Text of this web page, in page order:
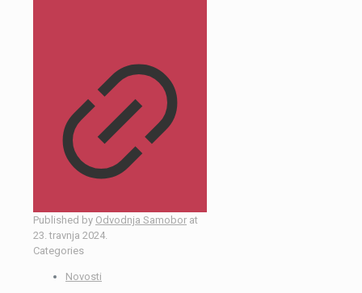
Published by Odvodnja Samobor at
23. travnja 2024.
Categories
Novosti